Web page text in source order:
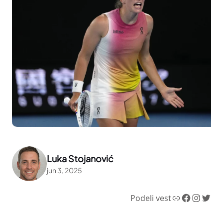
Luka Stojanović
jun 3, 2025
Podeli vestLink Facebook InstagramTwitter